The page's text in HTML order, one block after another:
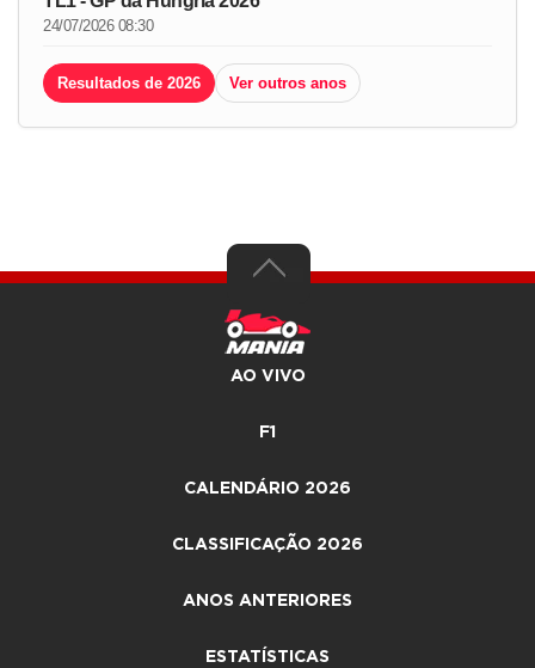
24/07/2026 08:30
Resultados de 2026 Ver outros anos
AO VIVO
F1
CALENDÁRIO 2026
CLASSIFICAÇÃO 2026
ANOS ANTERIORES
ESTATÍSTICAS